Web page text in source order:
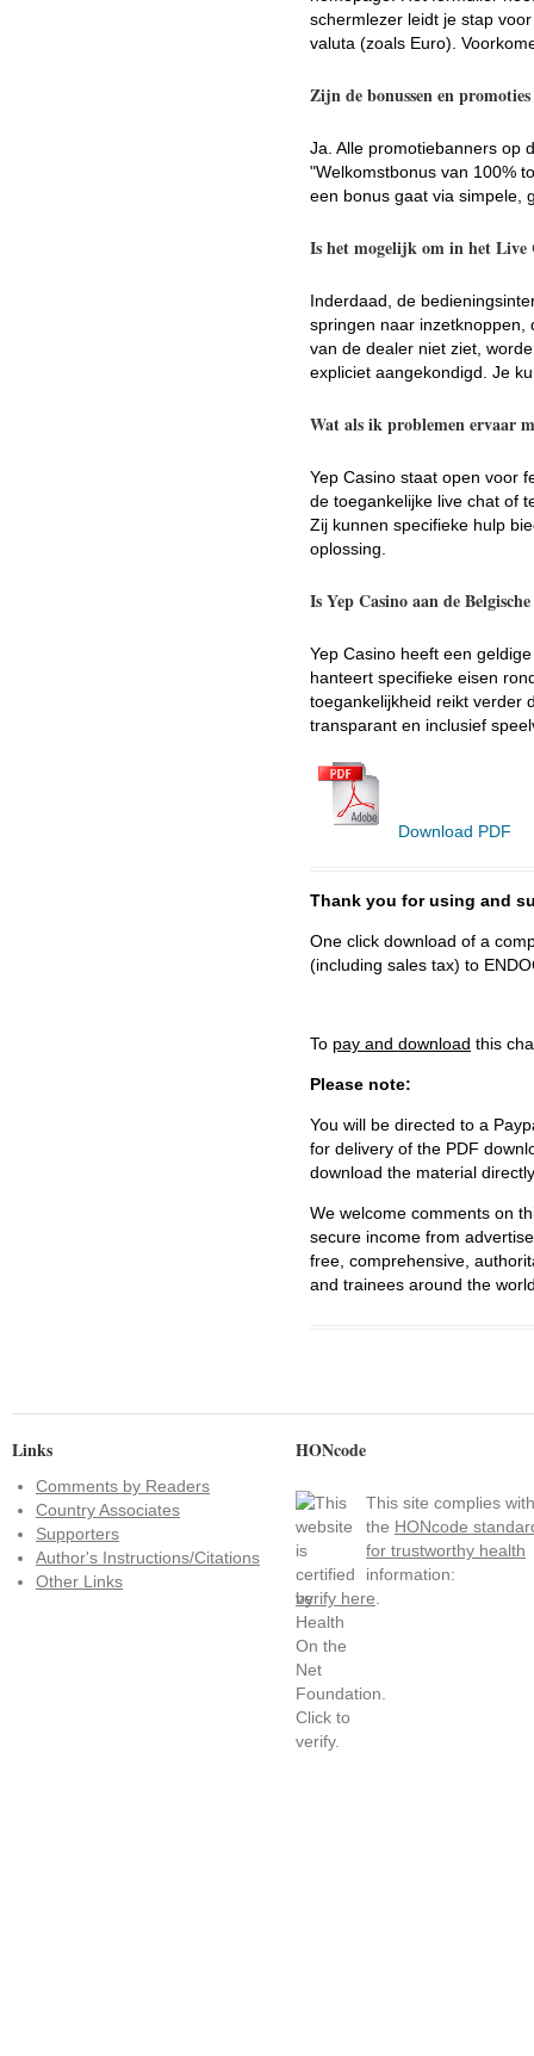
schermlezer leidt je stap
valuta (zoals Euro).
Zijn de bonussen en
Ja. Alle promotiebanners op
"Welkomstbonus van 100%
een bonus gaat via simpele,
Is het mogelijk om in het Live
Inderdaad, de
springen naar inzetknoppen,
van de dealer niet ziet,
expliciet aangekondigd. Je
Wat als ik problemen ervaar
Yep Casino staat open voor
de toegankelijke live chat of
Zij kunnen specifieke hulp
oplossing.
Is Yep Casino aan de
Yep Casino heeft een
hanteert specifieke eisen
toegankelijkheid reikt verder
transparant en inclusief
Download PDF
Thank you for using and
One click download of a
(including sales tax) to
To pay and download this
Please note:
You will be directed to a
for delivery of the PDF
download the material
We welcome comments on
secure income from
free, comprehensive,
and trainees around the
Links
Comments by Readers
Country Associates
Supporters
Author's Instructions/Citations
Other Links
HONcode
This site complies with
the HONcode
for trustworthy health
information:
verify here